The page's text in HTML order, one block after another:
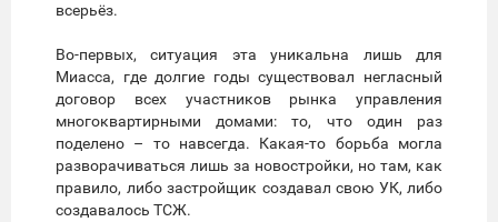
всерьёз.
Во-первых, ситуация эта уникальна лишь для
Миасса, где долгие годы существовал негласный
договор всех участников рынка управления
многоквартирными домами: то, что один раз
поделено – то навсегда. Какая-то борьба могла
разворачиваться лишь за новостройки, но там, как
правило, либо застройщик создавал свою УК, либо
создавалось ТСЖ.